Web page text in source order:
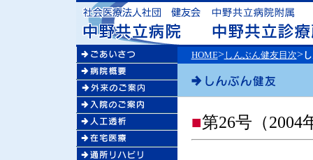
HOME>しんぶん健友目次>
■第26号（2004